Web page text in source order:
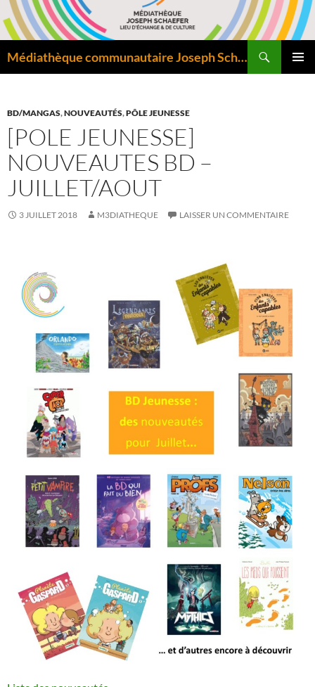
Aller
au
contenu
Médiathèque communautaire Joseph Schaefer de Bitche – Pôle départemental de lecture publique
BD/MANGAS,NOUVEAUTÉS,PÔLE JEUNESSE
[POLE JEUNESSE]
NOUVEAUTES BD –
JUILLET/AOUT
3 JUILLET 2018 M3DIATHEQUE LAISSER UN COMMENTAIRE